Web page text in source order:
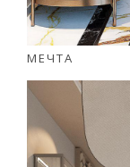
МЕЧТА